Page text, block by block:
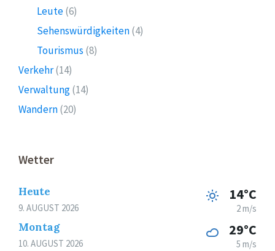
Leute(6)
Sehenswürdigkeiten(4)
Tourismus (8)
Verkehr(14)
Verwaltung(14)
Wandern(20)
Wetter
Heute
9. AUGUST 2026
14°C
2 m/s
Montag
10. AUGUST 2026
29°C
5 m/s